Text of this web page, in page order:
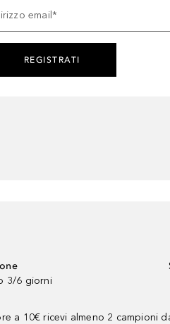
email *
REGISTRATI
3/6 giorni
a 10€ ricevi almeno 2 campioni